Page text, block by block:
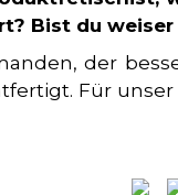
Bist du
der
Für